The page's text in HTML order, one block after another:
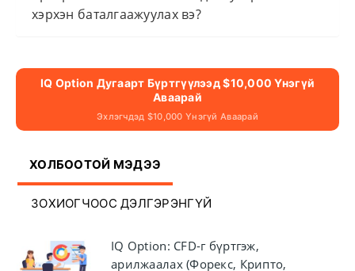
хэрхэн баталгаажуулах вэ?
IQ Option Дугаарт Бүртгүүлээд $10,000 Үнэгүй
Аваарай
Эхлэгчдэд $10,000 Үнэгүй Аваарай
ХОЛБООТОЙ МЭДЭЭ
ЗОХИОГЧООС ДЭЛГЭРЭНГҮЙ
IQ Option: CFD-г бүртгэж,
арилжаалах (Форекс, Крипто,